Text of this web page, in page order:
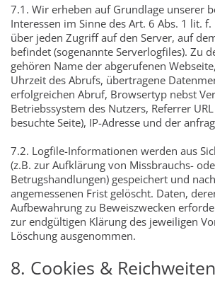
7.1. Wir erheben auf Grundlage unserer
Interessen im Sinne des Art. 6 Abs. 1 lit. f.
über jeden Zugriff auf den Server, auf
befindet (sogenannte Serverlogfiles). Zu
gehören Name der abgerufenen
Uhrzeit des Abrufs, übertragene
erfolgreichen Abruf, Browsertyp nebst
Betriebssystem des Nutzers, Referrer
besuchte Seite), IP-Adresse und der
7.2. Logfile-Informationen werden aus
(z.B. zur Aufklärung von Missbrauchs-
Betrugshandlungen) gespeichert und
angemessenen Frist gelöscht. Daten,
Aufbewahrung zu Beweiszwecken
zur endgültigen Klärung des jeweiligen
Löschung ausgenommen.
8. Cookies &